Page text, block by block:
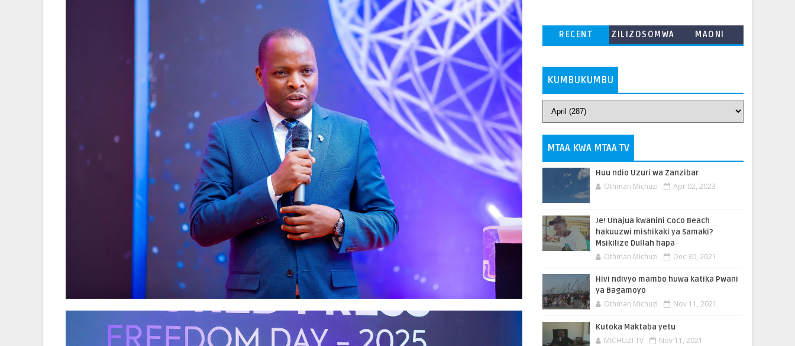
RECENT
ZILIZOSOMWA
MAONI
KUMBUKUMBU
MTAA KWA MTAA TV
Huu ndio Uzuri wa Zanzibar
Othman Michuzi Apr 02, 2023
Je! Unajua kwanini Coco Beach
hakuuzwi mishikaki ya Samaki?
Msikilize Dullah hapa
Othman Michuzi Dec 30, 2021
Hivi ndivyo mambo huwa katika Pwani
ya Bagamoyo
Othman Michuzi Nov 11, 2021
Kutoka Maktaba yetu
MICHUZI TV Nov 11, 2021